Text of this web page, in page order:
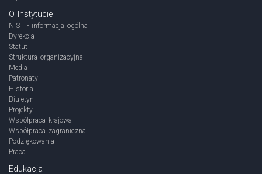
O Instytucie
NIST - informacja ogólna
Dyrekcja
Statut
Struktura organizacyjna
Media
Patronaty
Historia
Biuletyn
Projekty
Współpraca krajowa
Współpraca zagraniczna
Podziękowania
Praca
Edukacja